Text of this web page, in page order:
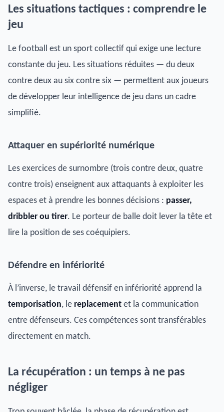
Les situations tactiques : comprendre le
jeu
Le football est un sport collectif qui exige une lecture
constante du jeu. Les situations réduites — du deux
contre deux au six contre six — permettent aux joueurs
de développer leur intelligence de jeu dans un cadre
simplifié.
Attaquer en supériorité numérique
Les exercices de surnombre (trois contre deux, quatre
contre trois) enseignent aux attaquants à exploiter les
espaces et à prendre les bonnes décisions : passer,
dribbler ou tirer. Le porteur de balle doit lever la tête et
lire la position de ses coéquipiers.
Défendre en infériorité
À l’inverse, le travail défensif en infériorité apprend la
temporisation, le replacement et la communication
entre défenseurs. Ces compétences sont transférables
directement en match.
La récupération : un temps à ne pas
négliger